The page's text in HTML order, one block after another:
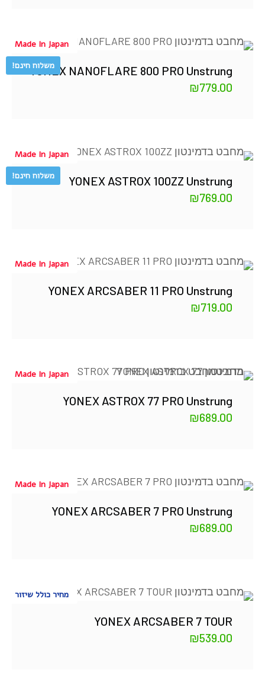
Made In Japan
משלוח חינם!
YONEX NANOFLARE 800 PRO Unstrung
₪779.00
Made In Japan
משלוח חינם!
YONEX ASTROX 100ZZ Unstrung
₪769.00
Made In Japan
YONEX ARCSABER 11 PRO Unstrung
₪719.00
Made In Japan
YONEX ASTROX 77 PRO Unstrung
₪689.00
Made In Japan
YONEX ARCSABER 7 PRO Unstrung
₪689.00
מחיר כולל שיזור
YONEX ARCSABER 7 TOUR
₪539.00